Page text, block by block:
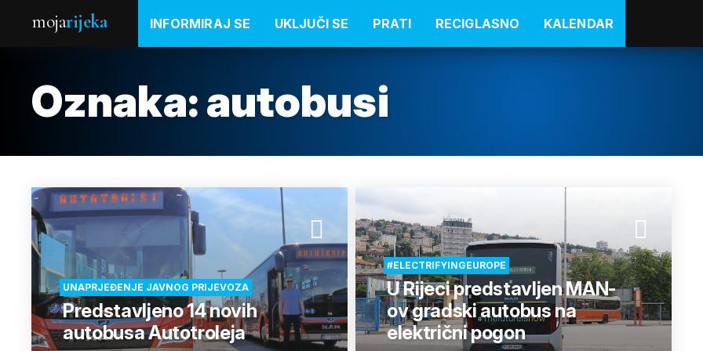
mojarijeka INFORMIRAJ SE UKLJUČI SE PRATI RECIGLASNO KALENDAR
Oznaka:autobusi
UNAPRJEĐENJE JAVNOG PRIJEVOZA
Predstavljeno 14 novih
autobusa Autotroleja
#ELECTRIFYINGEUROPE
U Rijeci predstavljen MAN-
ov gradski autobus na
električni pogon